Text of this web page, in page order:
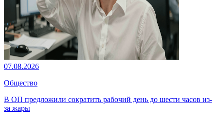
07.08.2026
Общество
В ОП предложили сократить рабочий день до шести часов из-
за жары